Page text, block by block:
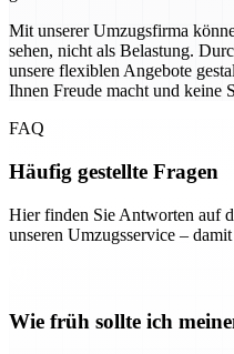
Mit unserer Umzugsfirma
sehen, nicht als Belastung.
unsere flexiblen Angebote
Ihnen Freude macht und keine
FAQ
Häufig gestellte Fragen
Hier finden Sie Antworten auf
unseren Umzugsservice –
Wie früh sollte ich